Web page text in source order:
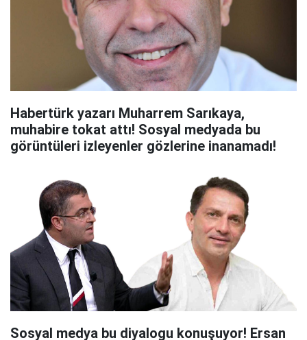
Habertürk yazarı Muharrem Sarıkaya,
muhabire tokat attı! Sosyal medyada bu
görüntüleri izleyenler gözlerine inanamadı!
Sosyal medya bu diyalogu konuşuyor! Ersan